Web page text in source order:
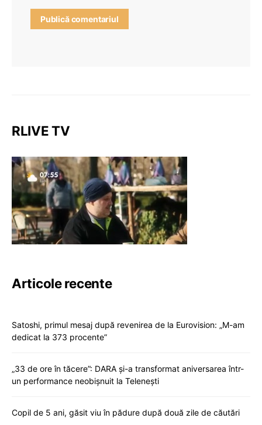
RLIVE TV
Articole recente
Satoshi, primul mesaj după revenirea de la Eurovision: „M-am
dedicat la 373 procente”
„33 de ore în tăcere”: DARA și-a transformat aniversarea într-
un performance neobișnuit la Telenești
Copil de 5 ani, găsit viu în pădure după două zile de căutări